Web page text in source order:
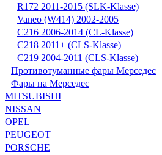
R172 2011-2015 (SLK-Klasse)
Vaneo (W414) 2002-2005
С216 2006-2014 (CL-Klasse)
С218 2011+ (CLS-Klasse)
С219 2004-2011 (CLS-Klasse)
Противотуманные фары Мерседес
Фары на Мерседес
MITSUBISHI
NISSAN
OPEL
PEUGEOT
PORSCHE